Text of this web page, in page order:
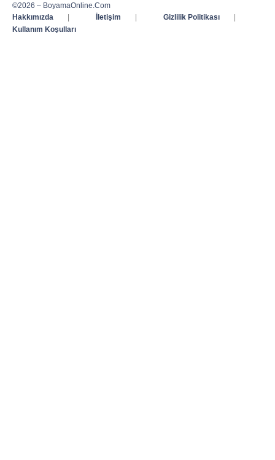
©2026 – BoyamaOnline.Com
Hakkımızda
| İletişim | Gizlilik Politikası
|
Kullanım Koşulları